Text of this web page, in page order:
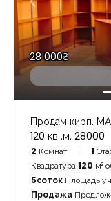
28 000₴
Продам кирп.
120 кв .м. 28000
2 Комнат 1
Квадратура120 м²
5соток Площадь
Продажа